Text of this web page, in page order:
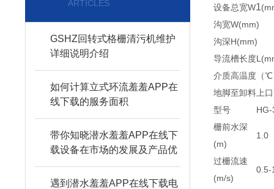
ARTICLES
GSHZ回转式格栅清污机维护
详细说明介绍
如何计算立式环流羞羞APP在
线下载的服务面积
带你知晓潜水羞羞APP在线下
载设备在市场的发展及产品优
势
遇到潜水羞羞APP在线下载电
设备总宽W1
沟宽W(mm)
沟深H(mm)
导流槽长度
介质高温度（
地脚至卸料上
型号
栅前水深
(m)
1.0
过栅流速
(m/s)
0.5-